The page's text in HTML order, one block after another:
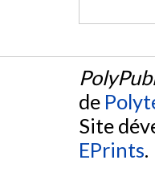
de
Site
EPrints.